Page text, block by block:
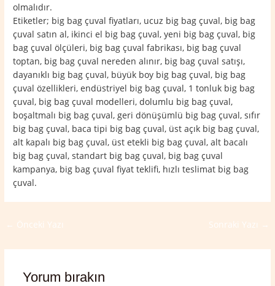
olmalıdır.
Etiketler; big bag çuval fiyatları, ucuz big bag çuval, big bag
çuval satın al, ikinci el big bag çuval, yeni big bag çuval, big
bag çuval ölçüleri, big bag çuval fabrikası, big bag çuval
toptan, big bag çuval nereden alınır, big bag çuval satışı,
dayanıklı big bag çuval, büyük boy big bag çuval, big bag
çuval özellikleri, endüstriyel big bag çuval, 1 tonluk big bag
çuval, big bag çuval modelleri, dolumlu big bag çuval,
boşaltmalı big bag çuval, geri dönüşümlü big bag çuval, sıfır
big bag çuval, baca tipi big bag çuval, üst açık big bag çuval,
alt kapalı big bag çuval, üst etekli big bag çuval, alt bacalı
big bag çuval, standart big bag çuval, big bag çuval
kampanya, big bag çuval fiyat teklifi, hızlı teslimat big bag
çuval.
← Önceki Yazı Sonraki Yazı →
Yorum bırakın